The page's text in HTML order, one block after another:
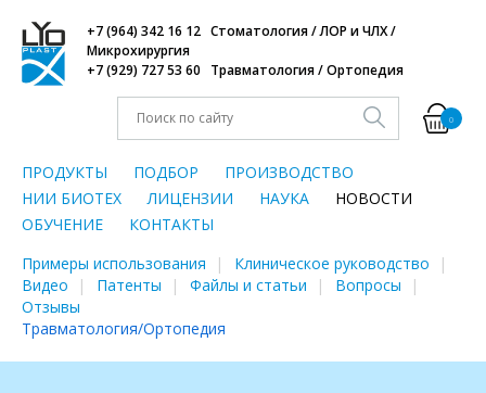
Травматология/Ортопедия
+7 (964) 342 16 12 Стоматология / ЛОР и ЧЛХ /
Микрохирургия
+7 (929) 727 53 60 Травматология / Ортопедия
0
ПРОДУКТЫ ПОДБОР
ПРОИЗВОДСТВО
НИИ БИОТЕХ
ЛИЦЕНЗИИ НАУКА
НОВОСТИ
ОБУЧЕНИЕ
КОНТАКТЫ
Примеры использования
Клиническое руководство
Видео
Патенты Файлы и статьи
Вопросы
Отзывы